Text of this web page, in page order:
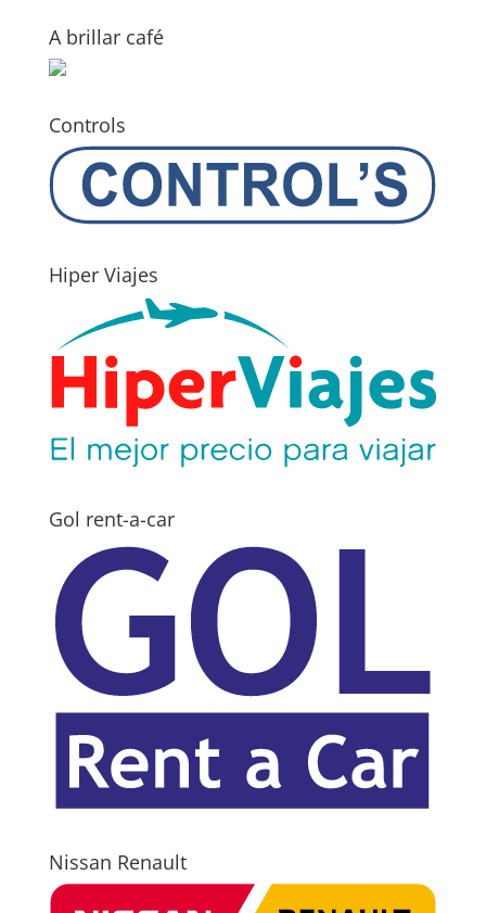
A brillar café
Controls
Hiper Viajes
Gol rent-a-car
Nissan Renault